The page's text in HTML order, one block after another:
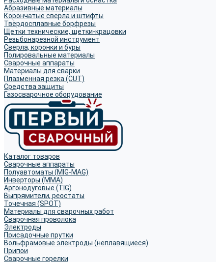
Абразивные материалы
Корончатые сверла и штифты
Твёрдосплавные борфрезы
Щетки технические, щетки-крацовки
Резьбонарезной инструмент
Сверла, коронки и буры
Полировальные материалы
Сварочные аппараты
Материалы для сварки
Плазменная резка (CUT)
Средства защиты
Газосварочное оборудование
Каталог товаров
Сварочные аппараты
Полуавтоматы (MIG-MAG)
Инверторы (MMA)
Аргонодуговые (TIG)
Выпрямители, реостаты
Точечная (SPOT)
Материалы для сварочных работ
Сварочная проволока
Электроды
Присадочные прутки
Вольфрамовые электроды (неплавящиеся)
Припои
Сварочные горелки